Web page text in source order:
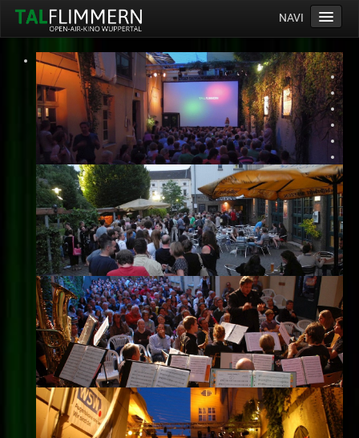
NAVI
Home
Programm
Service
Ticketinfos
Ort
Anreise
Wetter
Kinogutschein
Konzept
Archiv
Kontakt
Impressum
Datenschutz